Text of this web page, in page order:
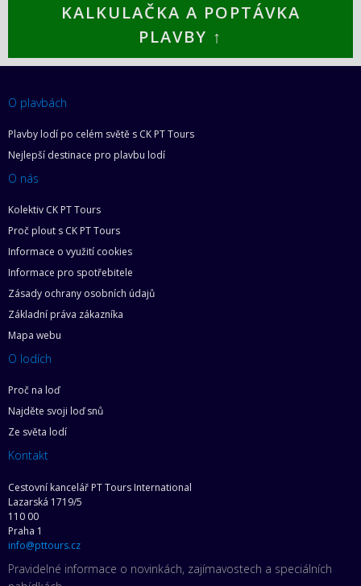
KALKULAČKA A POPTÁVKA
PLAVBY ↑
O plavbách
Plavby lodí po celém světě s CK PT Tours
Nejlepší destinace pro plavbu lodí
O nás
Kolektiv CK PT Tours
Proč plout s CK PT Tours
Informace o využití cookies
Informace pro spotřebitele
Zásady ochrany osobních údajů
Základní práva zákazníka
Mapa webu
O lodích
Proč na loď
Najděte svoji loď snů
Ze světa lodí
Kontakt
Cestovní kancelář PT Tours International
Lazarská 1719/5
110 00
Praha 1
info@pttours.cz
Pravidelné informace o novinkách, zajímavostech a speciálních